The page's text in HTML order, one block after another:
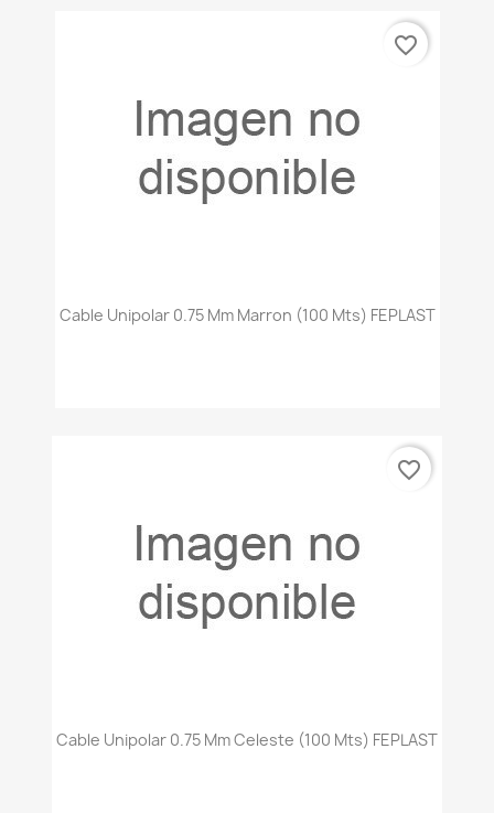
Cable Unipolar 0.75 Mm Marron (100 Mts) FEPLAST
favorite_border
Cable Unipolar 0.75 Mm Celeste (100 Mts) FEPLAST
favorite_border